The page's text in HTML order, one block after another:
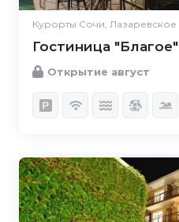
Курорты Сочи, Лазаревское
Гостиница "Благое"
Открытие август